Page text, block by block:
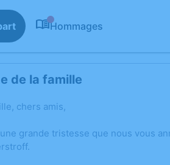
Hommages
de la famille
chers amis,
une grande tristesse que nous vous